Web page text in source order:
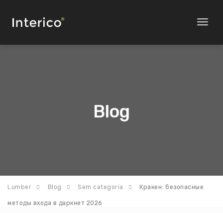
Toggle
Blog
Lumber Blog Sem categoria Кракен: безопасные
методы входа в даркнет 2026